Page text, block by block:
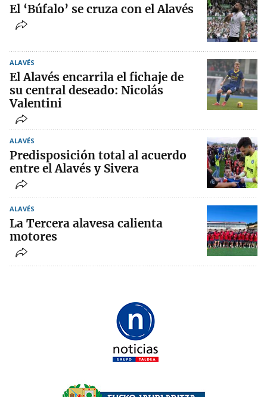
El ‘Búfalo’ se cruza con el Alavés
ALAVÉS
El Alavés encarrila el fichaje de
su central deseado: Nicolás
Valentini
ALAVÉS
Predisposición total al acuerdo
entre el Alavés y Sivera
ALAVÉS
La Tercera alavesa calienta
motores